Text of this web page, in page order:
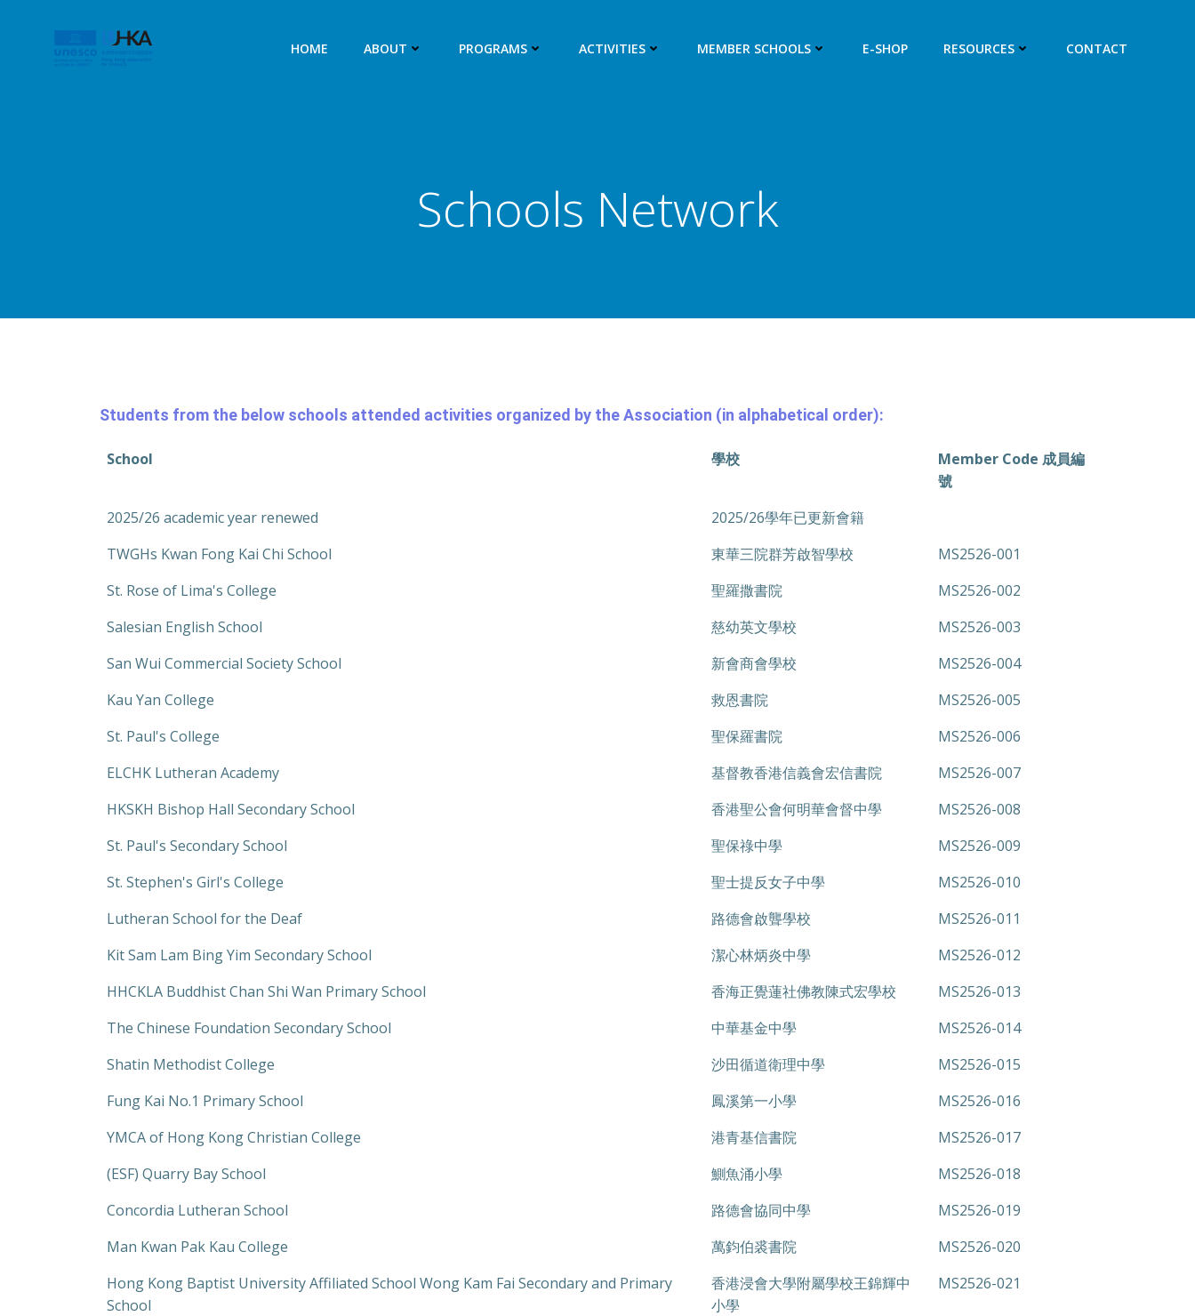
HOME ABOUT PROGRAMS ACTIVITIES MEMBER SCHOOLS E-SHOP RESOURCES CONTACT
Schools Network
Students from the below schools attended activities organized by the Association (in alphabetical order):
School 學校
Member Code 成員編
號
2025/26 academic year renewed
2025/26學年已更新會籍
TWGHs Kwan Fong Kai Chi School
東華三院群芳啟智學校
MS2526-001
St. Rose of Lima's College
聖羅撒書院
MS2526-002
Salesian English School
慈幼英文學校
MS2526-003
San Wui Commercial Society School
新會商會學校
MS2526-004
Kau Yan College
救恩書院
MS2526-005
St. Paul's College
聖保羅書院
MS2526-006
ELCHK Lutheran Academy
基督教香港信義會宏信書院
MS2526-007
HKSKH Bishop Hall Secondary School
香港聖公會何明華會督中學
MS2526-008
St. Paul's Secondary School
聖保祿中學
MS2526-009
St. Stephen's Girl's College
聖士提反女子中學
MS2526-010
Lutheran School for the Deaf
路德會啟聾學校
MS2526-011
Kit Sam Lam Bing Yim Secondary School
潔心林炳炎中學
MS2526-012
HHCKLA Buddhist Chan Shi Wan Primary School
香海正覺蓮社佛教陳式宏學校
MS2526-013
The Chinese Foundation Secondary School
中華基金中學
MS2526-014
Shatin Methodist College
沙田循道衛理中學
MS2526-015
Fung Kai No.1 Primary School
鳳溪第一小學
MS2526-016
YMCA of Hong Kong Christian College
港青基信書院
MS2526-017
(ESF) Quarry Bay School
鰂魚涌小學
MS2526-018
Concordia Lutheran School
路德會協同中學
MS2526-019
Man Kwan Pak Kau College
萬鈞伯裘書院
MS2526-020
Hong Kong Baptist University Affiliated School Wong Kam Fai Secondary and Primary
School
香港浸會大學附屬學校王錦輝中
小學
MS2526-021